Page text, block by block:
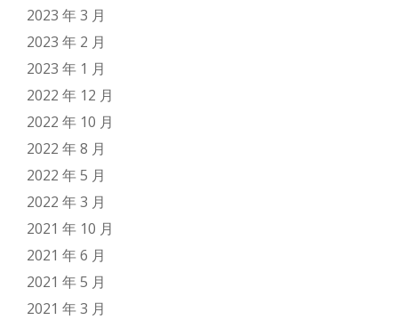
2023 年 3 月
2023 年 2 月
2023 年 1 月
2022 年 12 月
2022 年 10 月
2022 年 8 月
2022 年 5 月
2022 年 3 月
2021 年 10 月
2021 年 6 月
2021 年 5 月
2021 年 3 月